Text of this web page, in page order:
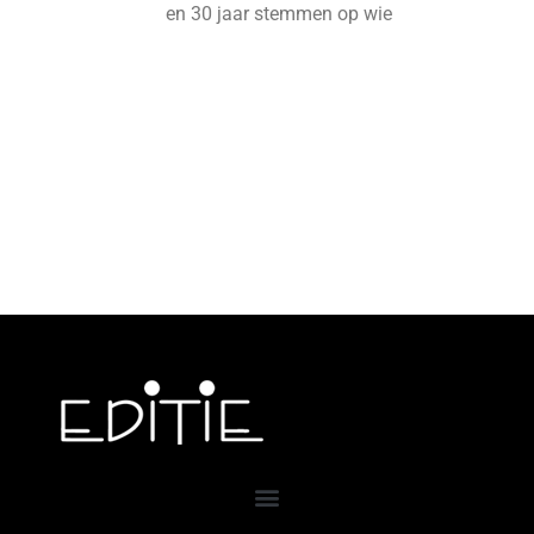
en 30 jaar stemmen op wie